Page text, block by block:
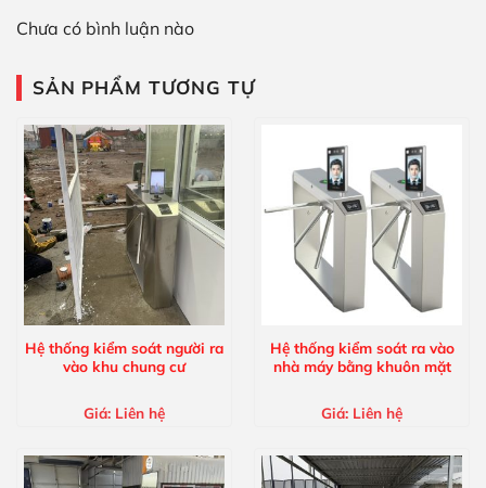
Chưa có bình luận nào
SẢN PHẨM TƯƠNG TỰ
Hệ thống kiểm soát người ra
vào khu chung cư
Giá: Liên hệ
Hệ thống kiểm soát ra vào
nhà máy bằng khuôn mặt
Giá: Liên hệ